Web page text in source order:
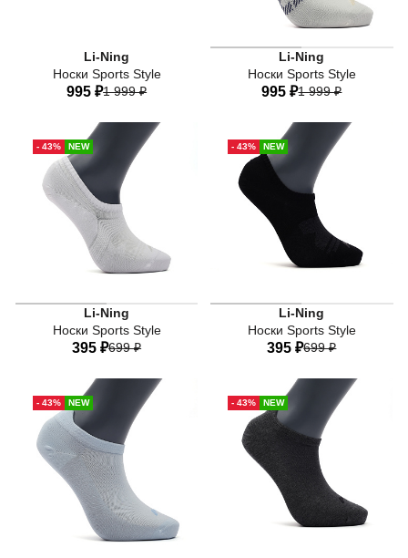
Li-Ning
Носки Sports Style
995 ₽1 999 ₽
41-44 38-41 35-38
Li-Ning
Носки Sports Style
995 ₽1 999 ₽
41-44 38-41 35-38
- 43% NEW
Li-Ning
Носки Sports Style
395 ₽699 ₽
41-44 38-41 35-38
- 43% NEW
Li-Ning
Носки Sports Style
395 ₽699 ₽
41-44 38-41 35-38
- 43% NEW - 43% NEW